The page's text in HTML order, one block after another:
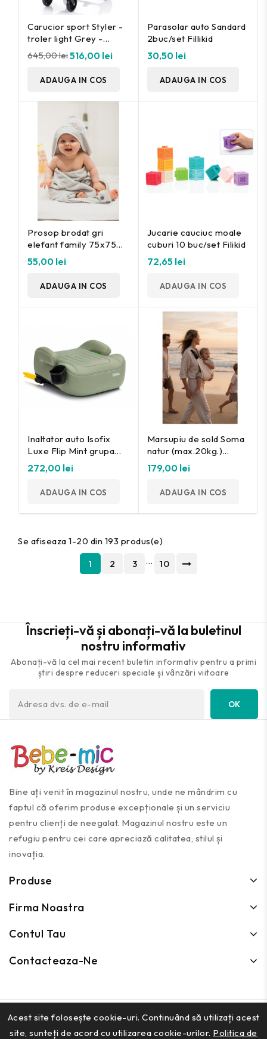
Carucior sport Styler -
troler light Grey -
Fillikid
645,00 lei516,00 lei
ADAUGA IN COS
Parasolar auto Sandard
2buc/set Fillikid
30,50 lei
ADAUGA IN COS
Prosop brodat gri
elefant family 75x75
cm. Fillikid
55,00 lei
ADAUGA IN COS
Jucarie cauciuc moale
cuburi 10 buc/set Filikid
72,65 lei
ADAUGA IN COS
Inaltator auto Isofix
Luxe Flip Mint grupa
2/3 ,125-150cm Fililikd
272,00 lei
ADAUGA IN COS
Marsupiu de sold Soma
natur (max.20kg.)
Fillikid
179,00 lei
ADAUGA IN COS
Se afiseaza 1-20 din 193 produs(e)
1
2 3 … 10
Înscrieți-vă și abonați-vă la buletinul
nostru informativ
Abonați-vă la cel mai recent buletin informativ pentru a primi
știri despre reduceri speciale și vânzări viitoare
Bine ați venit în magazinul nostru, unde ne mândrim cu
faptul că oferim produse excepționale și un serviciu
pentru clienți de neegalat. Magazinul nostru este un
refugiu pentru cei care apreciază calitatea, stilul și
inovația.
Produse
Firma Noastra
Contul Tau
Contacteaza-Ne
Acest site folosește cookie-uri. Continuând să utilizați acest
site, sunteți de acord cu utilizarea cookie-urilor. Politica de
Kreisdesign © 2026